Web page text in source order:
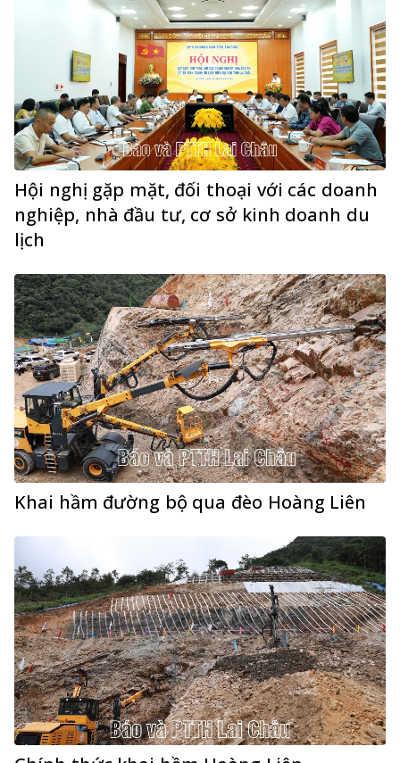
Hội nghị gặp mặt, đối thoại với các doanh
nghiệp, nhà đầu tư, cơ sở kinh doanh du
lịch
Khai hầm đường bộ qua đèo Hoàng Liên